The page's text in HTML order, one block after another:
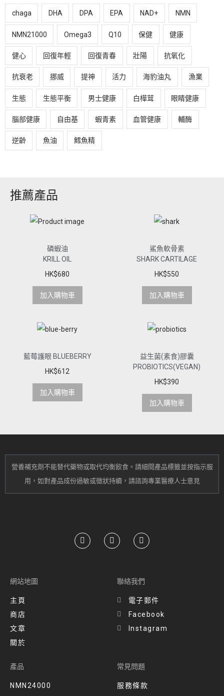
chaga DHA DPA EPA NAD+ NMN
NMN21000 Omega3 Q10 保健 健康
健心 回復年輕 回復青春 壯陽 抗氧化
抗衰老 挪威 提神 活力 海豹油丸 漁業
生態 生態平衡 男士健康 白樺茸 眼睛健康
腦部健康 自由基 蝦青素 血管健康 輔酶
逆齡 魚油 鱈魚精
推薦產品
磷蝦油
KRILL OIL
HK$680
加入購物車
鯊魚軟骨素
SHARK CARTILAGE
HK$550
加入購物車
藍莓護眼 BLUEBERRY
HK$612
加入購物車
益生菌(素食)膠囊
PROBIOTICS(VEGAN)
HK$390
加入購物車
營養補充劑不能替代藥物或取代均衡飲食。 請細閱產品標籤並按指示服
用， 如對產品成份過敏或徵狀持續，請諮詢專業醫療人士意見
網站地圖
主頁
商店
文章
關於
聯絡我們
電子郵件
Facebook
Instagram
產品
NMN24000
常見問題
服務條款